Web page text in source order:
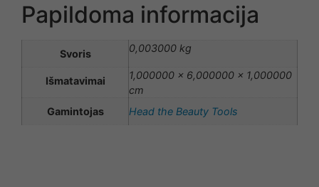
Papildoma informacija
Svoris 0,003000 kg
Išmatavimai
1,000000 × 6,000000 × 1,000000
cm
Gamintojas
Head the Beauty Tools